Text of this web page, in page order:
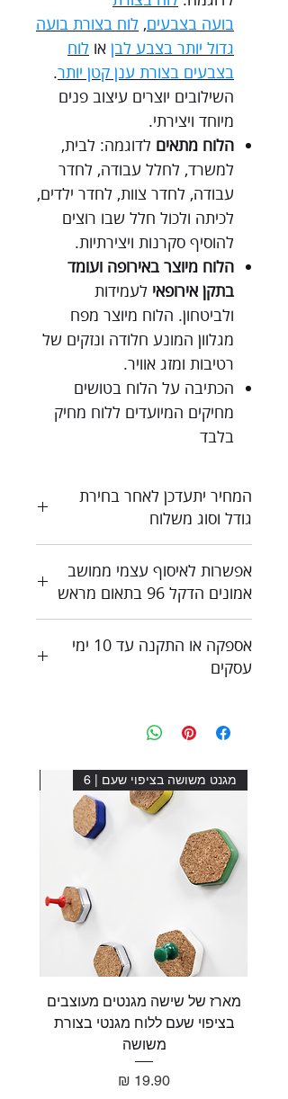
בועה בצבעים, לוח בצורת בועה
גדול יותר בצבע לבן או לוח
בצבעים בצורת ענן קטן יותר.
השילובים יוצרים עיצוב פנים
מיוחד ויצירתי.
הלוח מתאים לדוגמה: לבית,
למשרד, לחלל עבודה, לחדר
עבודה, לחדר צוות, לחדר ילדים,
לכיתה ולכול חלל שבו רוצים
להוסיף סקרנות ויצירתיות.
הלוח מיוצר באירופה ועומד
בתקן אירופאי לעמידות
ולביטחון. הלוח מיוצר מפח
מגלוון המונע חלודה ונזקים של
רטיבות ומזג אוויר.
הכתיבה על הלוח בטושים
מחיקים המיועדים ללוח מחיק
בלבד
המחיר יתעדכן לאחר בחירת
גודל וסוג משלוח
צור קשר לקבלת הצעת מחיר
אפשרות לאיסוף עצמי ממושב
אמונים הדקל 96 בתאום מראש
אספקה או התקנה עד 10 ימי
עסקים
מגנט משושה בציפוי שעם | 6
מארז של שישה מגנטים מעוצבים
בציפוי שעם ללוח מגנטי בצורת
משושה
מחיר